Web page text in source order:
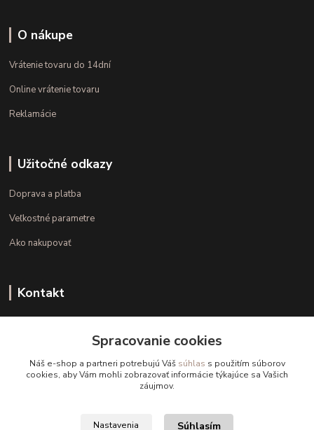
O nákupe
Vrátenie tovaru do 14dní
Online vrátenie tovaru
Reklamácie
Užitočné odkazy
Doprava a platba
Veľkostné parametre
Ako nakupovať
Kontakt
(Po.-Pi. 10.00 - 15.00)
info@kvalitnaBielizen.sk
Spracovanie cookies
Náš e-shop a partneri potrebujú Váš súhlas s použitím súborov
cookies, aby Vám mohli zobrazovať informácie týkajúce sa Vašich
záujmov.
Nastavenia Súhlasím